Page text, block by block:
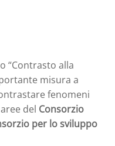
“Contrasto alla
misura a
fenomeni
del Consorzio
per lo sviluppo